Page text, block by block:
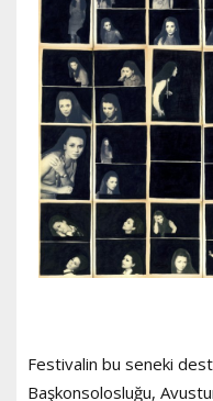
Festivalin bu seneki
Başkonsolosluğu,